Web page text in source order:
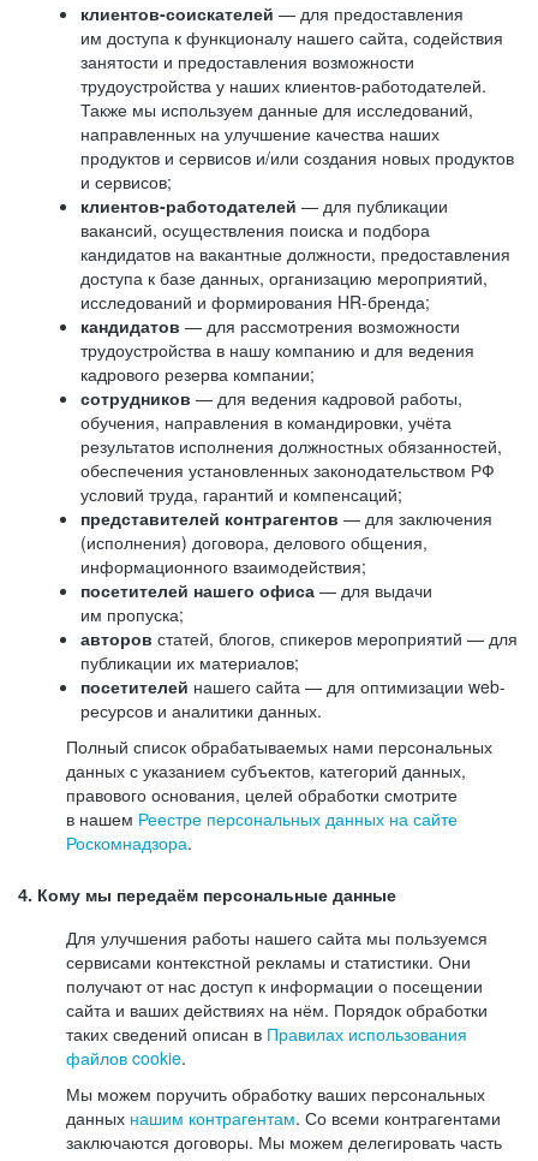
клиентов-соискателей — для предоставления
им доступа к функционалу нашего сайта, содействия
занятости и предоставления возможности
трудоустройства у наших клиентов-работодателей.
Также мы используем данные для исследований,
направленных на улучшение качества наших
продуктов и сервисов и/или создания новых продуктов
и сервисов;
клиентов-работодателей — для публикации
вакансий, осуществления поиска и подбора
кандидатов на вакантные должности, предоставления
доступа к базе данных, организацию мероприятий,
исследований и формирования HR-бренда;
кандидатов — для рассмотрения возможности
трудоустройства в нашу компанию и для ведения
кадрового резерва компании;
сотрудников — для ведения кадровой работы,
обучения, направления в командировки, учёта
результатов исполнения должностных обязанностей,
обеспечения установленных законодательством РФ
условий труда, гарантий и компенсаций;
представителей контрагентов — для заключения
(исполнения) договора, делового общения,
информационного взаимодействия;
посетителей нашего офиса — для выдачи
им пропуска;
авторов статей, блогов, спикеров мероприятий — для
публикации их материалов;
посетителей нашего сайта — для оптимизации web-
ресурсов и аналитики данных.
Полный список обрабатываемых нами персональных
данных с указанием субъектов, категорий данных,
правового основания, целей обработки смотрите
в нашем Реестре персональных данных на сайте
Роскомнадзора.
4. Кому мы передаём персональные данные
Для улучшения работы нашего сайта мы пользуемся
сервисами контекстной рекламы и статистики. Они
получают от нас доступ к информации о посещении
сайта и ваших действиях на нём. Порядок обработки
таких сведений описан в Правилах использования
файлов cookie.
Мы можем поручить обработку ваших персональных
данных нашим контрагентам. Со всеми контрагентами
заключаются договоры. Мы можем делегировать часть